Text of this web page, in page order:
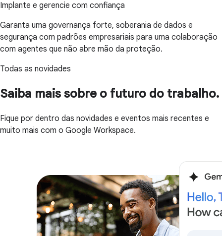
Implante e gerencie com confiança
Garanta uma governança forte, soberania de dados e
segurança com padrões empresariais para uma colaboração
com agentes que não abre mão da proteção.
Todas as novidades
Saiba mais sobre o futuro do trabalho.
Fique por dentro das novidades e eventos mais recentes e
muito mais com o Google Workspace.